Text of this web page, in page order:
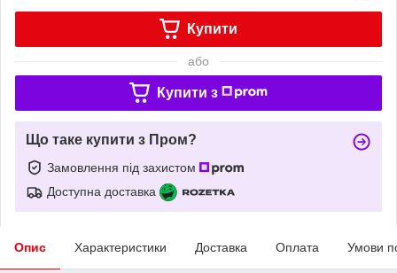
Купити
або
Купити з
Що таке купити з Пром?
Замовлення під захистом
Доступна доставка
Опис Характеристики Доставка Оплата Умови